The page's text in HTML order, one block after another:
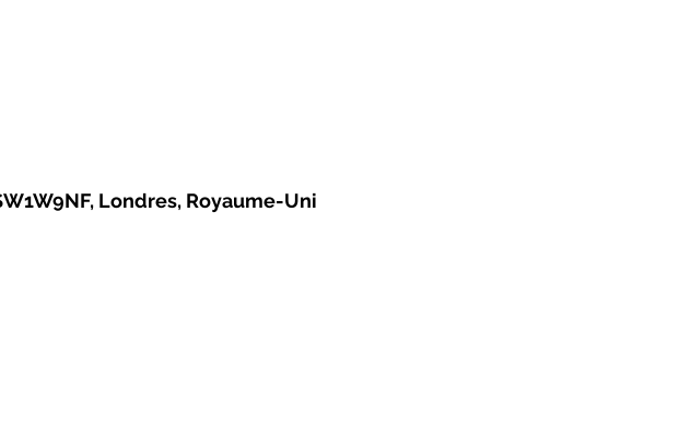
Londres, Royaume-Uni